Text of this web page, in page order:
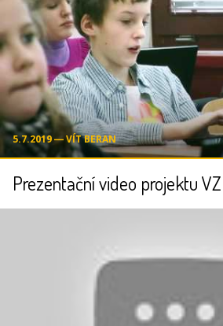
5.7.2019 ― VÍT BERAN
Prezentační video projektu